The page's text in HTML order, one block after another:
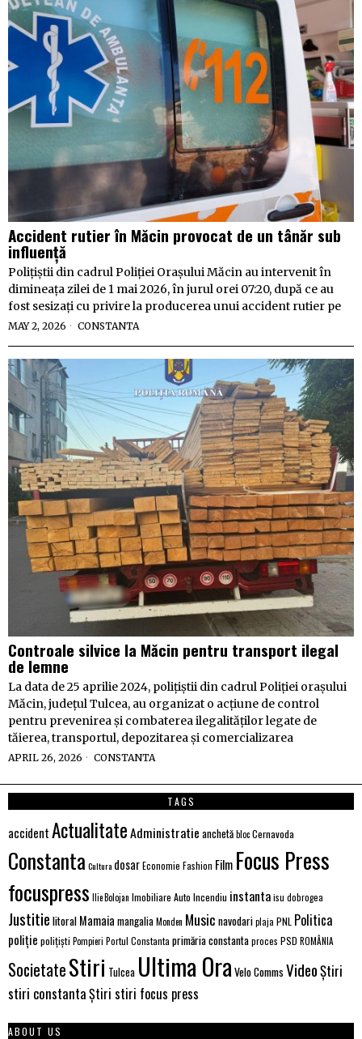
Accident rutier în Măcin provocat de un tânăr sub
influență
Polițiștii din cadrul Poliției Orașului Măcin au intervenit în
dimineața zilei de 1 mai 2026, în jurul orei 07:20, după ce au
fost sesizați cu privire la producerea unui accident rutier pe
MAY 2, 2026 CONSTANTA
Controale silvice la Măcin pentru transport ilegal
de lemne
La data de 25 aprilie 2024, polițiștii din cadrul Poliției orașului
Măcin, județul Tulcea, au organizat o acțiune de control
pentru prevenirea și combaterea ilegalităților legate de
tăierea, transportul, depozitarea și comercializarea
APRIL 26, 2026 CONSTANTA
TAGS
accidentActualitateAdministratie anchetăblocCernavoda
Constanta Cultura dosarEconomie Fashion Film Focus Press
focuspress Ilie Bolojan Imobiliare Auto Incendiu instantaisu dobrogea
Justitie litoral Mamaia mangaliaMonden Music navodariplaja PNL Politica
poliție polițiști Pompieri Portul Constanta primăria constantaproces PSD ROMÂNIA
SocietateStiri Tulcea Ultima Ora Velo Comms VideoȘtiri
stiri constantaȘtiri stiri focus press
ABOUT US